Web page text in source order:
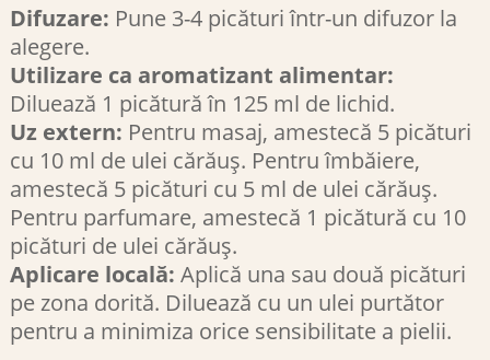
Difuzare: Pune 3-4 picături într-un difuzor la
alegere.
Utilizare ca aromatizant alimentar:
Diluează 1 picătură în 125 ml de lichid.
Uz extern: Pentru masaj, amestecă 5 picături
cu 10 ml de ulei cărăuș. Pentru îmbăiere,
amestecă 5 picături cu 5 ml de ulei cărăuș.
Pentru parfumare, amestecă 1 picătură cu 10
picături de ulei cărăuș.
Aplicare locală: Aplică una sau două picături
pe zona dorită. Diluează cu un ulei purtător
pentru a minimiza orice sensibilitate a pielii.